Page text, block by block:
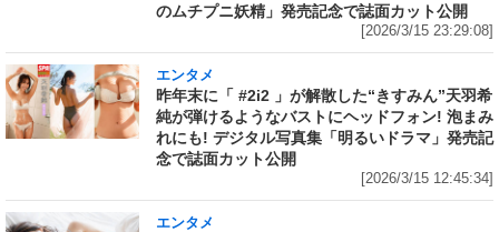
のムチプニ妖精」発売記念で誌面カット公開
[2026/3/15 23:29:08]
エンタメ
昨年末に「 #2i2 」が解散した“きすみん”天羽希
純が弾けるようなバストにヘッドフォン! 泡まみ
れにも! デジタル写真集「明るいドラマ」発売記
念で誌面カット公開
[2026/3/15 12:45:34]
エンタメ